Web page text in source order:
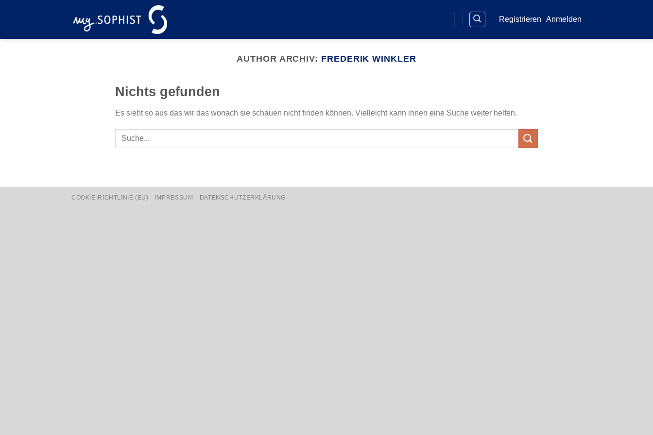
Registrieren Anmelden
AUTHOR ARCHIV: FREDERIK WINKLER
Nichts gefunden
Es sieht so aus das wir das wonach sie schauen nicht finden können. Vielleicht kann ihnen eine Suche weiter helfen.
COOKIE-RICHTLINIE (EU) IMPRESSUM DATENSCHUTZERKLÄRUNG